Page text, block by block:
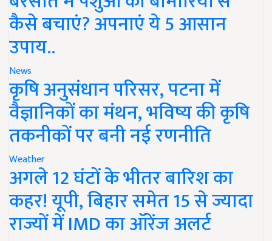
कैसे बचाएं? अपनाएं ये 5 आसान
उपाय..
News
कृषि अनुसंधान परिसर, पटना में
वैज्ञानिकों का मंथन, भविष्य की कृषि
तकनीकों पर बनी नई रणनीति
Weather
अगले 12 घंटों के भीतर बारिश का
कहर! यूपी, बिहार समेत 15 से ज्यादा
राज्यों में IMD का ऑरेंज अलर्ट